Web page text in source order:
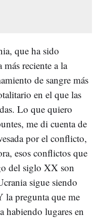
que ha sido
reciente a la
de sangre más
en el que las
Lo que quiero
me di cuenta de
por el conflicto,
esos conflictos que
del siglo XX son
sigue siendo
la pregunta que me
habiendo lugares en